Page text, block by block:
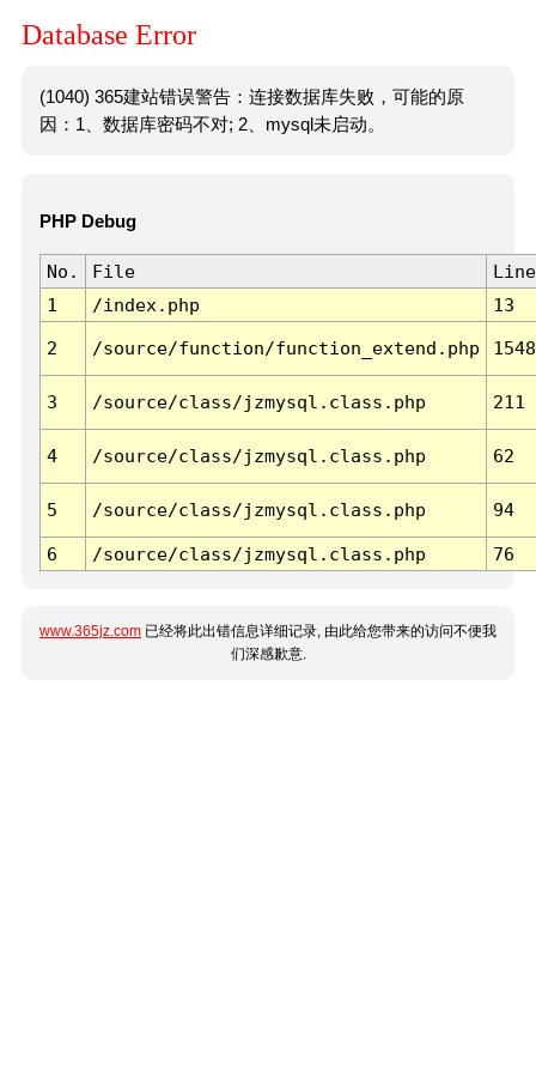
Database Error
(1040) 365建站错误警告：连接数据库失败，可能的原
因：1、数据库密码不对; 2、mysql未启动。
PHP Debug
No. File
Line
1
/index.php 13
2 /source/function/function_extend.php 1548
3 /source/class/jzmysql.class.php 211
4 /source/class/jzmysql.class.php 62
5 /source/class/jzmysql.class.php 94
6 /source/class/jzmysql.class.php 76
www.365jz.com 已经将此出错信息详细记录, 由此给您带来的访问不便我
们深感歉意.